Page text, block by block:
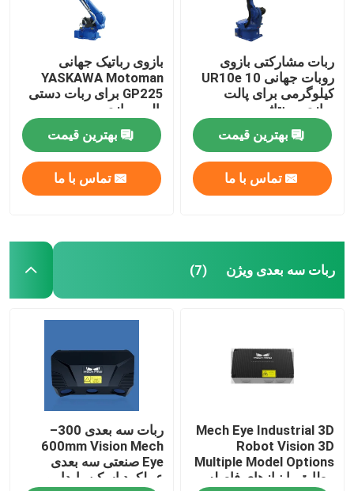
ربات مشارکتی بازوی
روبات جهانی UR10e 10
کیلوگرمی برای پالت
سازی مونتاژ
بهترین قیمت
تماس با ما
بازوی رباتیک جهانی
YASKAWA Motoman
GP225 برای ربات دستی
پالت سازی
بهترین قیمت
تماس با ما
ربات سه بعدی ویژن (7)
Mech Eye Industrial 3D
Robot Vision 3D
Multiple Model Options
مطابق با نیازهای فاصله
ربات سه بعدی 300–
600mm Vision Mech
Eye صنعتی سه بعدی
عملکرد اسکن پایدار و